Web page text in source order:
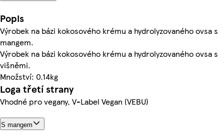
Popis
Výrobek na bázi kokosového krému a hydrolyzovaného ovsa s
mangem.
Výrobek na bázi kokosového krému a hydrolyzovaného ovsa s
višněmi.
Množství: 0.14kg
Loga třetí strany
Vhodné pro vegany, V-Label Vegan (VEBU)
S mangem